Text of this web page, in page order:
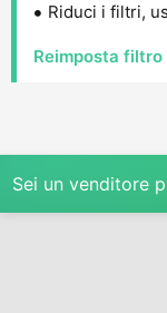
Riduci i filtri,
Reimposta
Sei un venditore